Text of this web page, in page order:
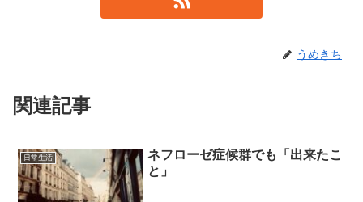
うめきち
関連記事
日常生活
ネフローゼ症候群でも「出来たこ
と」